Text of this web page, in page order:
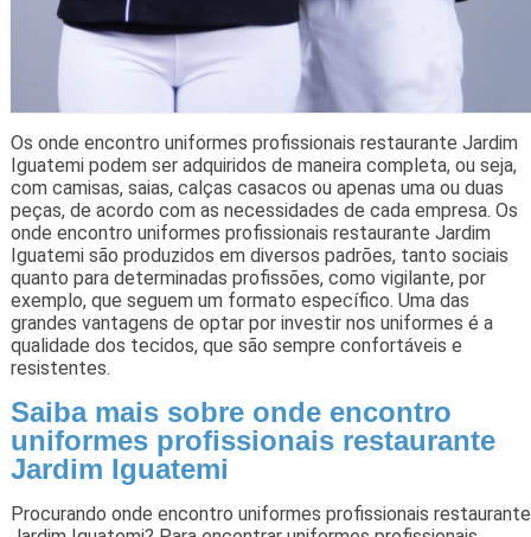
Os onde encontro uniformes profissionais restaurante Jardim
Iguatemi podem ser adquiridos de maneira completa, ou seja,
com camisas, saias, calças casacos ou apenas uma ou duas
peças, de acordo com as necessidades de cada empresa. Os
onde encontro uniformes profissionais restaurante Jardim
Iguatemi são produzidos em diversos padrões, tanto sociais
quanto para determinadas profissões, como vigilante, por
exemplo, que seguem um formato específico. Uma das
grandes vantagens de optar por investir nos uniformes é a
qualidade dos tecidos, que são sempre confortáveis e
resistentes.
Saiba mais sobre onde encontro
uniformes profissionais restaurante
Jardim Iguatemi
Procurando onde encontro uniformes profissionais restaurante